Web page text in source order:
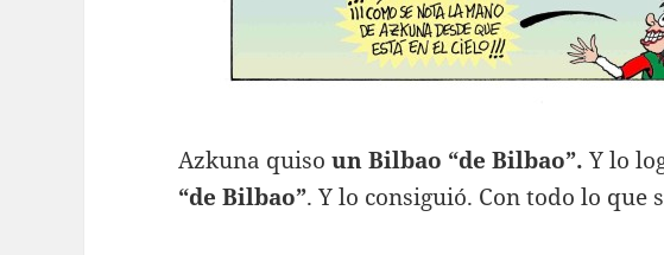
Azkuna quisoun Bilbao “de Bilbao”. Y lo
“de Bilbao”. Y lo consiguió. Con todo lo que